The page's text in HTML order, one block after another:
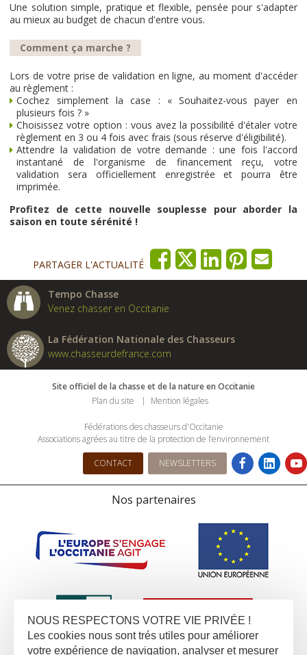
Une solution simple, pratique et flexible, pensée pour s'adapter
au mieux au budget de chacun d'entre vous.
Comment ça marche ?
Lors de votre prise de validation en ligne, au moment d'accéder
au règlement :
Cochez simplement la case : « Souhaitez-vous payer en
plusieurs fois ? »
Choisissez votre option : vous avez la possibilité d'étaler votre
règlement en 3 ou 4 fois avec frais (sous réserve d'éligibilité).
Attendre la validation de votre demande : une fois l'accord
instantané de l'organisme de financement reçu, votre
validation sera officiellement enregistrée et pourra être
imprimée.
Profitez de cette nouvelle souplesse pour aborder la
saison en toute sérénité !
PARTAGER L'ACTUALITÉ
Tempo Chasse
Venez chasser en Occitanie
La Fédération Nationale des Chasseurs
www.chasseurdefrance.com
Site officiel de la chasse et de la nature en Occitanie
Plan du site
Mention légales
Fédérations des chasseurs d'Occitanie
Associations agrées au titre de la protection de l’environnement
CONTACT NEWSLETTERS
Nos partenaires
NOUS RESPECTONS VOTRE VIE PRIVÉE !
Les cookies nous sont trés utiles pour améliorer
votre expérience de navigation, analyser et mesurer